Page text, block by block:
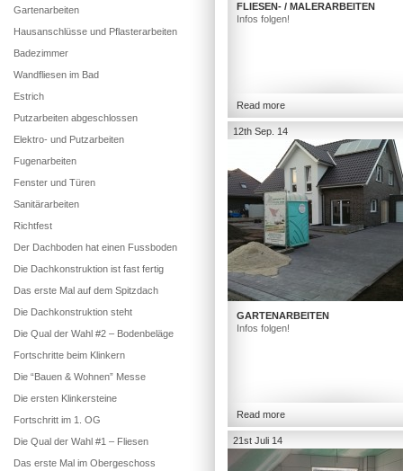
FLIESEN- / MALERARBEITEN
Infos folgen!
Read more
12th Sep. 14
GARTENARBEITEN
Infos folgen!
Read more
21st Juli 14
Gartenarbeiten
Hausanschlüsse und Pflasterarbeiten
Badezimmer
Wandfliesen im Bad
Estrich
Putzarbeiten abgeschlossen
Elektro- und Putzarbeiten
Fugenarbeiten
Fenster und Türen
Sanitärarbeiten
Richtfest
Der Dachboden hat einen Fussboden
Die Dachkonstruktion ist fast fertig
Das erste Mal auf dem Spitzdach
Die Dachkonstruktion steht
Die Qual der Wahl #2 – Bodenbeläge
Fortschritte beim Klinkern
Die “Bauen & Wohnen” Messe
Die ersten Klinkersteine
Fortschritt im 1. OG
Die Qual der Wahl #1 – Fliesen
Das erste Mal im Obergeschoss